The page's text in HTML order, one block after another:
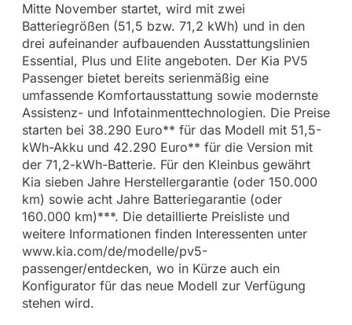
Mitte November startet, wird mit zwei
Batteriegrößen (51,5 bzw. 71,2 kWh) und in den
drei aufeinander aufbauenden Ausstattungslinien
Essential, Plus und Elite angeboten. Der Kia PV5
Passenger bietet bereits serienmäßig eine
umfassende Komfortausstattung sowie modernste
Assistenz- und Infotainmenttechnologien. Die Preise
starten bei 38.290 Euro** für das Modell mit 51,5-
kWh-Akku und 42.290 Euro** für die Version mit
der 71,2-kWh-Batterie. Für den Kleinbus gewährt
Kia sieben Jahre Herstellergarantie (oder 150.000
km) sowie acht Jahre Batteriegarantie (oder
160.000 km)***. Die detaillierte Preisliste und
weitere Informationen finden Interessenten unter
www.kia.com/de/modelle/pv5-
passenger/entdecken, wo in Kürze auch ein
Konfigurator für das neue Modell zur Verfügung
stehen wird.